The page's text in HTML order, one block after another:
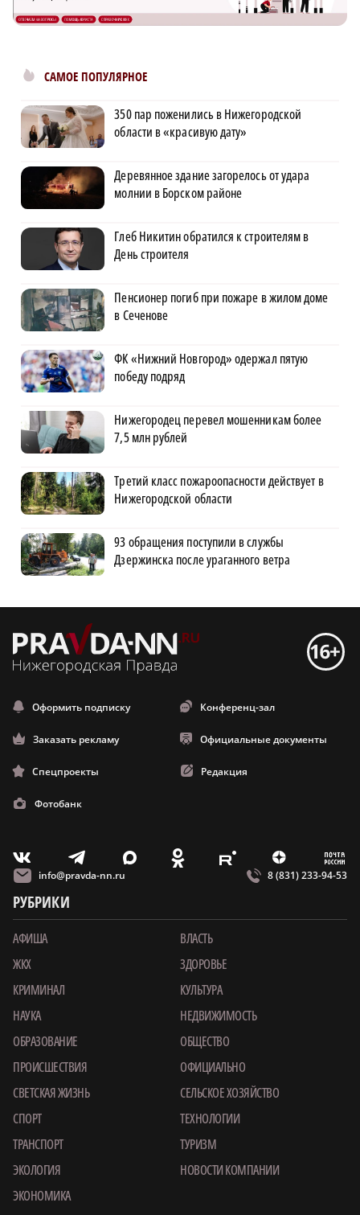
САМОЕ ПОПУЛЯРНОЕ
350 пар поженились в Нижегородской
области в «красивую дату»
Деревянное здание загорелось от удара
молнии в Борском районе
Глеб Никитин обратился к строителям в
День строителя
Пенсионер погиб при пожаре в жилом доме
в Сеченове
ФК «Нижний Новгород» одержал пятую
победу подряд
Нижегородец перевел мошенникам более
7,5 млн рублей
Третий класс пожароопасности действует в
Нижегородской области
93 обращения поступили в службы
Дзержинска после ураганного ветра
Оформить подписку Конференц-зал
Заказать рекламу Официальные документы
Спецпроекты Редакция
Фотобанк
V T X O E Z m
info@pravda-nn.ru 8 (831) 233-94-53
РУБРИКИ
АФИША
ВЛАСТЬ
ЖКХ
ЗДОРОВЬЕ
КРИМИНАЛ
КУЛЬТУРА
НАУКА
НЕДВИЖИМОСТЬ
ОБРАЗОВАНИЕ
ОБЩЕСТВО
ПРОИСШЕСТВИЯ
ОФИЦИАЛЬНО
СВЕТСКАЯ ЖИЗНЬ
СЕЛЬСКОЕ ХОЗЯЙСТВО
СПОРТ
ТЕХНОЛОГИИ
ТРАНСПОРТ
ТУРИЗМ
ЭКОЛОГИЯ
НОВОСТИ КОМПАНИИ
ЭКОНОМИКА